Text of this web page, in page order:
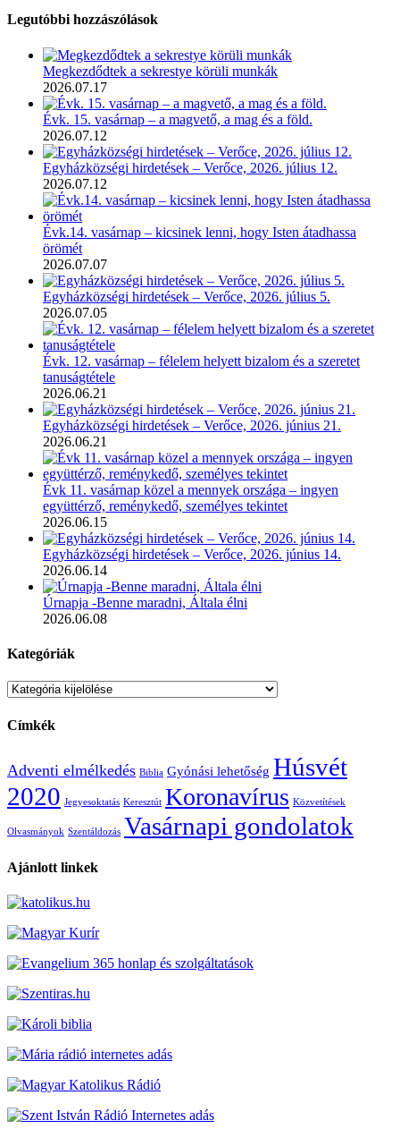
Legutóbbi hozzászólások
Megkezdődtek a sekrestye körüli munkák
2026.07.17
Évk. 15. vasárnap – a magvető, a mag és a föld.
2026.07.12
Egyházközségi hirdetések – Verőce, 2026. július 12.
2026.07.12
Évk.14. vasárnap – kicsinek lenni, hogy Isten átadhassa
örömét
2026.07.07
Egyházközségi hirdetések – Verőce, 2026. július 5.
2026.07.05
Évk. 12. vasárnap – félelem helyett bizalom és a szeretet
tanuságtétele
2026.06.21
Egyházközségi hirdetések – Verőce, 2026. június 21.
2026.06.21
Évk 11. vasárnap közel a mennyek országa – ingyen
együttérző, reménykedő, személyes tekintet
2026.06.15
Egyházközségi hirdetések – Verőce, 2026. június 14.
2026.06.14
Úrnapja -Benne maradni, Általa élni
2026.06.08
Kategóriák
Kategóriák
Címkék
Adventi elmélkedés Biblia Gyónási lehetőség Húsvét
2020 Jegyesoktatás Keresztút Koronavírus Közvetítések
Olvasmányok Szentáldozás Vasárnapi gondolatok
Ajánlott linkek